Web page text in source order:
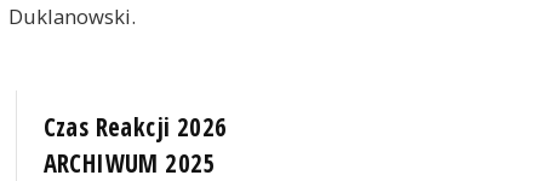
Duklanowski.
Czas Reakcji 2026
ARCHIWUM 2025